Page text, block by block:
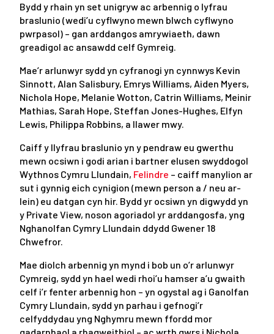
Bydd y rhain yn set unigryw ac arbennig o lyfrau
braslunio (wedi’u cyflwyno mewn blwch cyflwyno
pwrpasol) – gan arddangos amrywiaeth, dawn
greadigol ac ansawdd celf Gymreig.
Mae’r arlunwyr sydd yn cyfranogi yn cynnwys Kevin
Sinnott, Alan Salisbury, Emrys Williams, Aiden Myers,
Nichola Hope, Melanie Wotton, Catrin Williams, Meinir
Mathias, Sarah Hope, Steffan Jones-Hughes, Elfyn
Lewis, Philippa Robbins, a llawer mwy.
Caiff y llyfrau braslunio yn y pendraw eu gwerthu
mewn ocsiwn i godi arian i bartner elusen swyddogol
Wythnos Cymru Llundain, Felindre – caiff manylion ar
sut i gynnig eich cynigion (mewn person a / neu ar-
lein) eu datgan cyn hir. Bydd yr ocsiwn yn digwydd yn
y Private View, noson agoriadol yr arddangosfa, yng
Nghanolfan Cymry Llundain ddydd Gwener 18
Chwefror.
Mae diolch arbennig yn mynd i bob un o’r arlunwyr
Cymreig, sydd yn hael wedi rhoi’u hamser a’u gwaith
celf i’r fenter arbennig hon – yn ogystal ag i Ganolfan
Cymry Llundain, sydd yn parhau i gefnogi’r
celfyddydau yng Nghymru mewn ffordd mor